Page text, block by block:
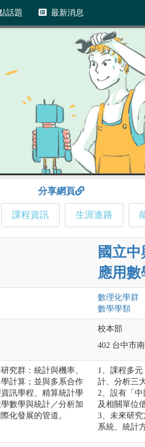
話題 最新消息
分享網頁
課程資訊 生涯進路
國立
應用
數理化學群
數學學類
校本部
402 台中市
究群：統計與機率、
計算；並與多系合作
訊學程、精算統計學
數學與統計／分析加
化發展的管道。
1、課程多
計、分析三
2、設有「
及相關單位
3、未來研
系統、統計